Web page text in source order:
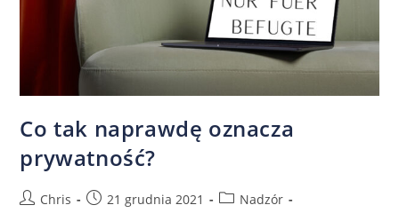
Co tak naprawdę oznacza
prywatność?
Chris 21 grudnia 2021
Nadzór